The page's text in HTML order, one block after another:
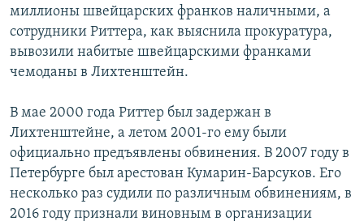
миллионы швейцарских франков наличными, а
сотрудники Риттера, как выяснила прокуратура,
вывозили набитые швейцарскими франками
чемоданы в Лихтенштейн.
В мае 2000 года Риттер был задержан в
Лихтенштейне, а летом 2001-го ему были
официально предъявлены обвинения. В 2007 году в
Петербурге был арестован Кумарин-Барсуков. Его
несколько раз судили по различным обвинениям, в
2016 году признали виновным в организации